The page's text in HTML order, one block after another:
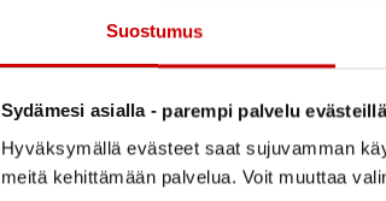
Suostumus
Sydämesi asialla - parempi palvelu evästeillä
Hyväksymällä evästeet saat sujuvamman
meitä kehittämään palvelua. Voit muuttaa
Liikunnan suurkuluttaja kuvailee itseään
Arvostan liikunnassa lähes kaikkea.
kaikesta liikunnasta. Huolehdin aina siitä,